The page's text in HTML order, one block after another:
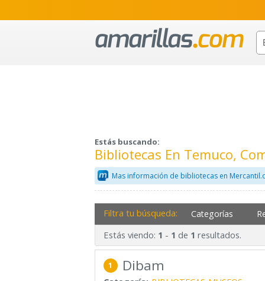
Estás buscando:
Bibliotecas En Temuco,
Mas información de bibliotecas en
Filtra tu búsqueda: Categorías
Estás viendo: 1 - 1 de 1 resultados.
1 Dibam